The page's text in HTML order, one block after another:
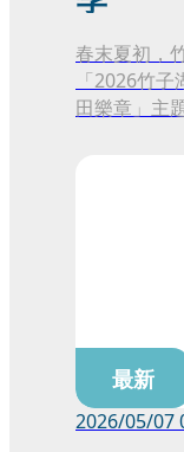
春末夏初，
「2026竹
田樂章」主
最新
2026/05/07